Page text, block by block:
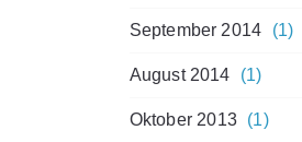
September 2014 (1)
August 2014 (1)
Oktober 2013 (1)